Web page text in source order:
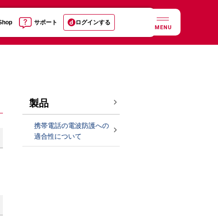
サポート ログインする
MENU
製品
携帯電話の電波防護への
適合性について